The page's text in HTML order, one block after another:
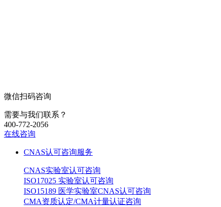
微信扫码咨询
需要与我们联系？
400-772-2056
在线咨询
CNAS认可咨询服务
CNAS实验室认可咨询
ISO17025 实验室认可咨询
ISO15189 医学实验室CNAS认可咨询
CMA资质认定/CMA计量认证咨询